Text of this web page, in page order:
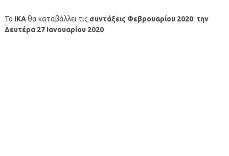
Το ΙΚΑθα καταβάλλει τις συντάξεις Φεβρουαρίου 2020 την
Δευτέρα 27 Ιανουαρίου 2020